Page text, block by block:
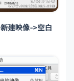
建映像->空白